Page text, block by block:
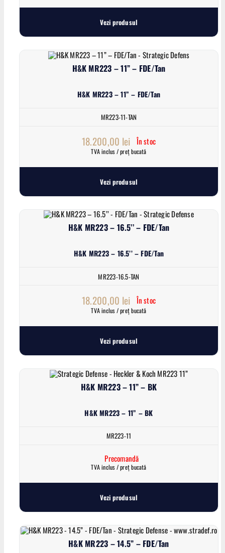
Vezi produsul
H&K MR223 – 11” – FDE/Tan
H&K MR223 – 11” – FDE/Tan
MR223-11-TAN
18.200,00 lei În stoc
TVA inclus / preț bucată
Vezi produsul
H&K MR223 – 16.5’’ – FDE/Tan
H&K MR223 – 16.5’’ – FDE/Tan
MR223-16.5-TAN
18.200,00 lei În stoc
TVA inclus / preț bucată
Vezi produsul
H&K MR223 – 11” – BK
H&K MR223 – 11” – BK
MR223-11
Precomandă
TVA inclus / preț bucată
Vezi produsul
H&K MR223 – 14.5” – FDE/Tan